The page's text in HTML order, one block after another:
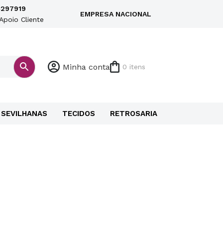
Cliente
EMPRESA NACIONAL
Minha conta 0 itens
SEVILHANAS TECIDOS RETROSARIA